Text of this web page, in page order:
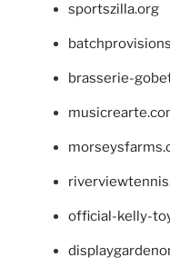
sportszilla.org
brasserie-
official-kelly-